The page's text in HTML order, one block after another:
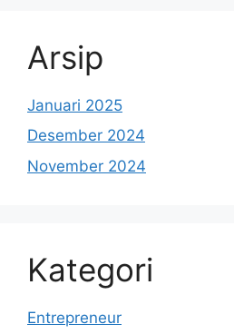
Arsip
Januari 2025
Desember 2024
November 2024
Kategori
Entrepreneur